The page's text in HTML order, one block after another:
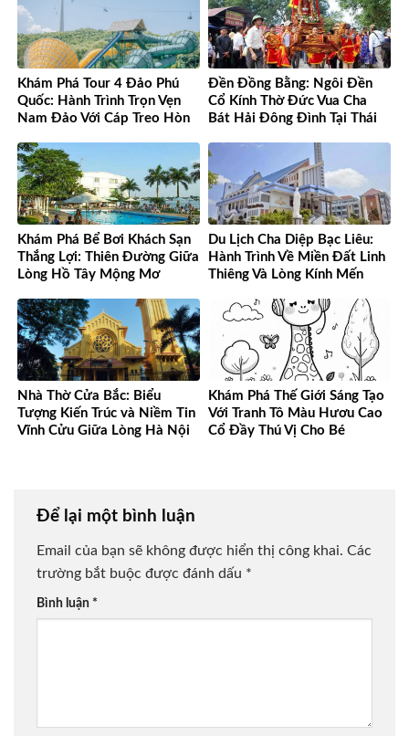
Khám Phá Tour 4 Đảo Phú
Quốc: Hành Trình Trọn Vẹn
Nam Đảo Với Cáp Treo Hòn
Đền Đồng Bằng: Ngôi Đền
Cổ Kính Thờ Đức Vua Cha
Bát Hải Đông Đình Tại Thái
Khám Phá Bể Bơi Khách Sạn
Thắng Lợi: Thiên Đường Giữa
Lòng Hồ Tây Mộng Mơ
Du Lịch Cha Diệp Bạc Liêu:
Hành Trình Về Miền Đất Linh
Thiêng Và Lòng Kính Mến
Nhà Thờ Cửa Bắc: Biểu
Tượng Kiến Trúc và Niềm Tin
Vĩnh Cửu Giữa Lòng Hà Nội
Khám Phá Thế Giới Sáng Tạo
Với Tranh Tô Màu Hươu Cao
Cổ Đầy Thú Vị Cho Bé
Để lại một bình luận
Email của bạn sẽ không được hiển thị công khai. Các
trường bắt buộc được đánh dấu *
Bình luận *